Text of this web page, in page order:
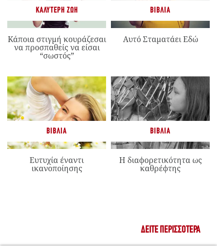
ΚΑΛΎΤΕΡΗ ΖΩΉ
Κάποια στιγμή κουράζεσαι
να προσπαθείς να είσαι
“σωστός”
ΒΙΒΛΊΑ
Αυτό Σταματάει Εδώ
ΒΙΒΛΊΑ
Ευτυχία έναντι
ικανοποίησης
ΒΙΒΛΊΑ
Η διαφορετικότητα ως
καθρέφτης
ΔΕΊΤΕ ΠΕΡΙΣΣΌΤΕΡΑ